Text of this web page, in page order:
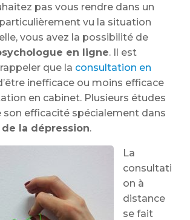
pas vous rendre dans un
vu la situation
vous avez la possibilité de
en ligne. Il est
que la consultation en
inefficace ou moins efficace
en cabinet. Plusieurs études
efficacité spécialement dans
la dépression.
La
consultati
on à
distance
se fait